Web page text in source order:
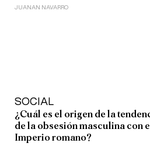
JUANAN NAVARRO
SOCIAL
¿Cuál es el origen de la
de la obsesión masculina con el
Imperio romano?